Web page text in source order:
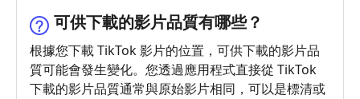
可供下載的影片品質有哪些？
根據您下載 TikTok 影片的位置，可供下載的影片品
質可能會發生變化。您透過應用程式直接從 TikTok
下載的影片品質通常與原始影片相同，可以是標清或